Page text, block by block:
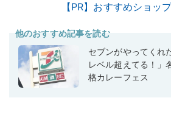
【PR】おすすめショッ
他のおすすめ記事を読む
セブンがやってくれ
レベル超えてる！」
格カレーフェス